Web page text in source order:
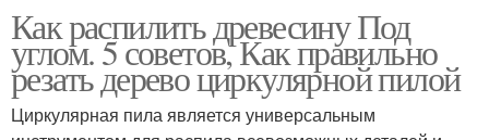
Как распилить древесину Под
углом. 5 советов, Как правильно
резать дерево циркулярной пилой
Циркулярная пила является универсальным